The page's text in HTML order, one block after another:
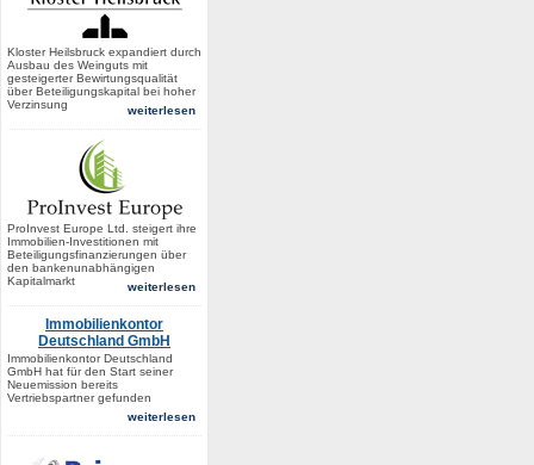
Kloster Heilsbruck expandiert durch
Ausbau des Weinguts mit
gesteigerter Bewirtungsqualität
über Beteiligungskapital bei hoher
Verzinsung
weiterlesen
ProInvest Europe Ltd. steigert ihre
Immobilien-Investitionen mit
Beteiligungsfinanzierungen über
den bankenunabhängigen
Kapitalmarkt
weiterlesen
Immobilienkontor
Deutschland GmbH
Immobilienkontor Deutschland
GmbH hat für den Start seiner
Neuemission bereits
Vertriebspartner gefunden
weiterlesen